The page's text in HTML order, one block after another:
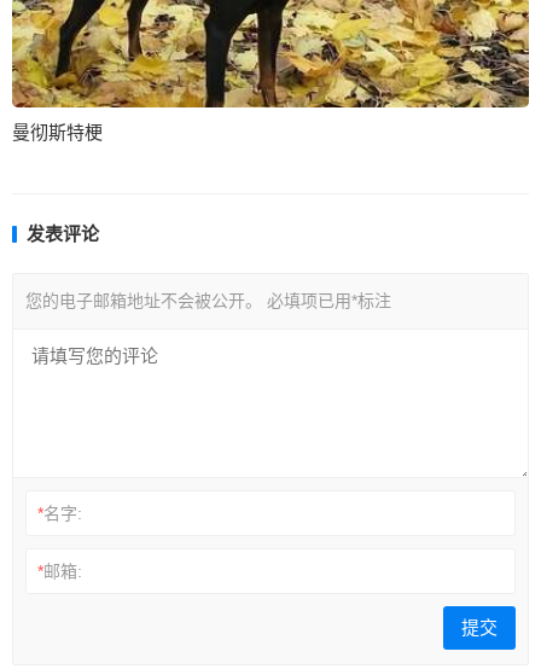
曼彻斯特梗
发表评论
您的电子邮箱地址不会被公开。 必填项已用*标注
*名字:
*邮箱: